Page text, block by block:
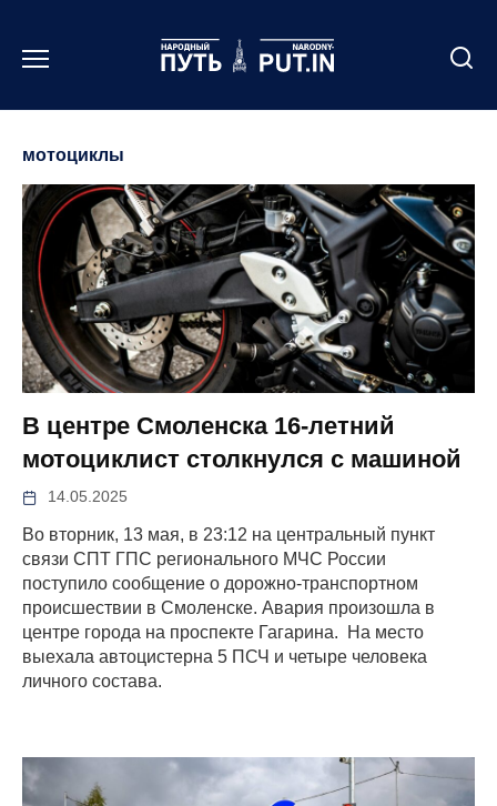
содержанию
мотоциклы
В центре Смоленска 16-летний
мотоциклист столкнулся с машиной
14.05.2025
Во вторник, 13 мая, в 23:12 на центральный пункт
связи СПТ ГПС регионального МЧС России
поступило сообщение о дорожно-транспортном
происшествии в Смоленске. Авария произошла в
центре города на проспекте Гагарина. На место
выехала автоцистерна 5 ПСЧ и четыре человека
личного состава.